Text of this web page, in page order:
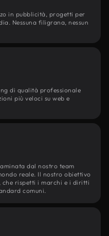
in pubblicità, progetti per
Nessuna filigrana, nessun
di qualità professionale
più veloci su web e
dal nostro team
reale. Il nostro obiettivo
che rispetti i marchi e i diritti
comuni.